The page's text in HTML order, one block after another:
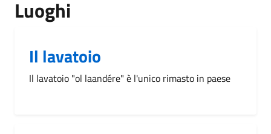
Luoghi
Il lavatoio
Il lavatoio "ol laandére" è l'unico rimasto in paese